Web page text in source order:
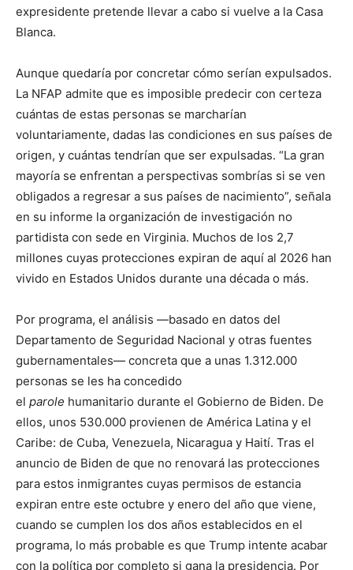
expresidente pretende llevar a cabo si vuelve a la Casa
Blanca.
Aunque quedaría por concretar cómo serían expulsados.
La NFAP admite que es imposible predecir con certeza
cuántas de estas personas se marcharían
voluntariamente, dadas las condiciones en sus países de
origen, y cuántas tendrían que ser expulsadas. “La gran
mayoría se enfrentan a perspectivas sombrías si se ven
obligados a regresar a sus países de nacimiento”, señala
en su informe la organización de investigación no
partidista con sede en Virginia. Muchos de los 2,7
millones cuyas protecciones expiran de aquí al 2026 han
vivido en Estados Unidos durante una década o más.
Por programa, el análisis —basado en datos del
Departamento de Seguridad Nacional y otras fuentes
gubernamentales— concreta que a unas 1.312.000
personas se les ha concedido
el parole humanitario durante el Gobierno de Biden. De
ellos, unos 530.000 provienen de América Latina y el
Caribe: de Cuba, Venezuela, Nicaragua y Haití. Tras el
anuncio de Biden de que no renovará las protecciones
para estos inmigrantes cuyas permisos de estancia
expiran entre este octubre y enero del año que viene,
cuando se cumplen los dos años establecidos en el
programa, lo más probable es que Trump intente acabar
con la política por completo si gana la presidencia. Por